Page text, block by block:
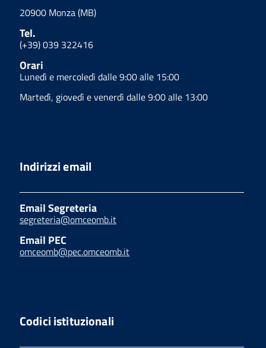
20900 Monza (MB)
Tel.
(+39) 039 322416
Orari
Lunedì e mercoledì dalle 9:00 alle 15:00
Martedì, giovedì e venerdì dalle 9:00 alle 13:00
Indirizzi email
Email Segreteria
segreteria@omceomb.it
Email PEC
omceomb@pec.omceomb.it
Codici istituzionali